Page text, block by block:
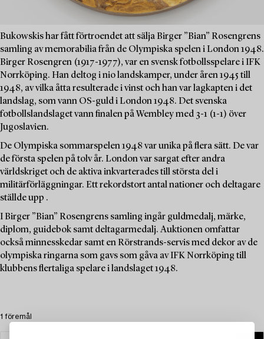
Bukowskis har fått förtroendet att sälja Birger ”Bian” Rosengrens
samling av memorabilia från de Olympiska spelen i London 1948.
Birger Rosengren (1917-1977), var en svensk fotbollsspelare i IFK
Norrköping. Han deltog i nio landskamper, under åren 1945 till
1948, av vilka åtta resulterade i vinst och han var lagkapten i det
landslag, som vann OS-guld i London 1948. Det svenska
fotbollslandslaget vann finalen på Wembley med 3-1 (1-1) över
Jugoslavien.
De Olympiska sommarspelen 1948 var unika på flera sätt. De var
de första spelen på tolv år. London var sargat efter andra
världskriget och de aktiva inkvarterades till största del i
militärförläggningar. Ett rekordstort antal nationer och deltagare
ställde upp .
I Birger ”Bian” Rosengrens samling ingår guldmedalj, märke,
diplom, guidebok samt deltagarmedalj. Auktionen omfattar
också minnesskedar samt en Rörstrands-servis med dekor av de
olympiska ringarna som gavs som gåva av IFK Norrköping till
klubbens flertaliga spelare i landslaget 1948.
1 föremål